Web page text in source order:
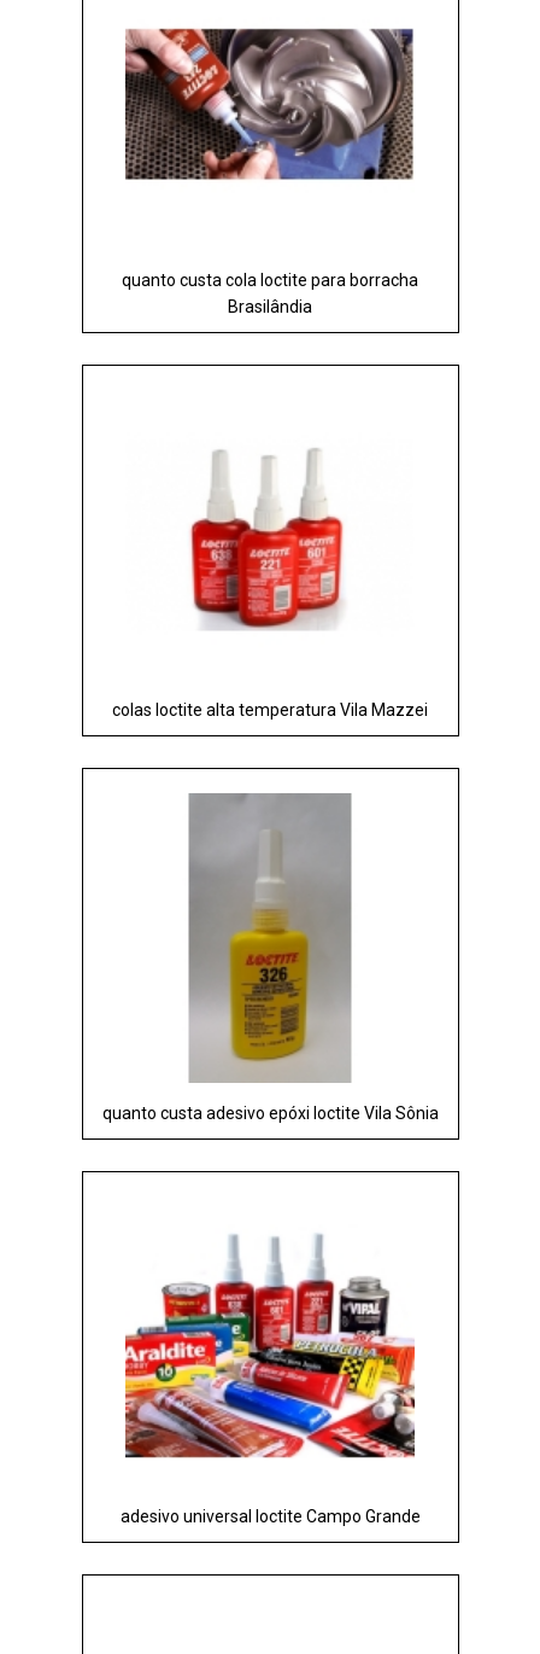
quanto custa cola loctite para borracha
Brasilândia
colas loctite alta temperatura Vila Mazzei
quanto custa adesivo epóxi loctite Vila Sônia
adesivo universal loctite Campo Grande